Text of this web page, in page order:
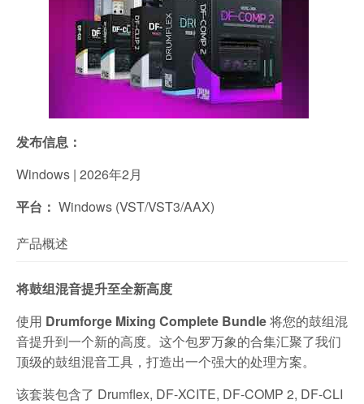
发布信息：
Windows | 2026年2月
平台： Windows (VST/VST3/AAX)
产品概述
将鼓组混音提升至全新高度
使用 Drumforge Mixing Complete Bundle将您的鼓组混
音提升到一个新的高度。这个包罗万象的合集汇聚了我们
顶级的鼓组混音工具，打造出一个强大的处理方案。
该套装包含了 Drumflex, DF-XCITE, DF-COMP 2, DF-CLI